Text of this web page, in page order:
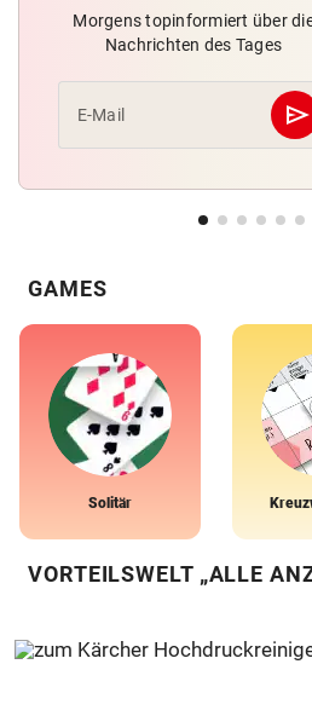
Morgens topinformiert über
Nachrichten des Tages
E-Mail send
GAMES
Solitär
VORTEILSWELT „ALLE